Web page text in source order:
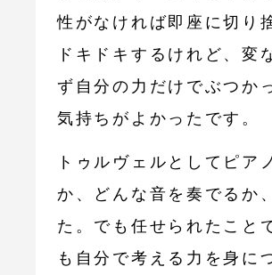
性がなければ即座に切り
ドキドキするけれど、変
ず自分の力だけでぶつか
気持ちがよかったです。
トゥルヴェルとしてピア
か、どんな音を奏でるか
た。でも任せられたこと
も自分で考える力を身に